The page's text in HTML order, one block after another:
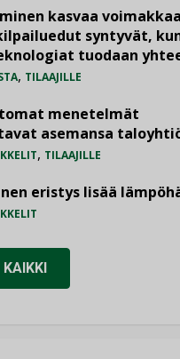
kasvaa
syntyvät,
tuodaan
, TILAAJILLE
menetelmät
asemansa
, TILAAJILLE
eristys lisää